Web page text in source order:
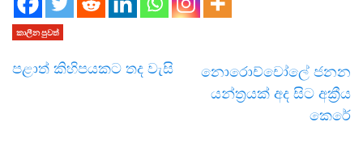
කාලීන පුවත්
පළාත් කිහිපයකට තද වැසි
නොරොච්චෝලේ ජනන
යන්ත්‍රයක් අද සිට අක්‍රීය
කෙරේ